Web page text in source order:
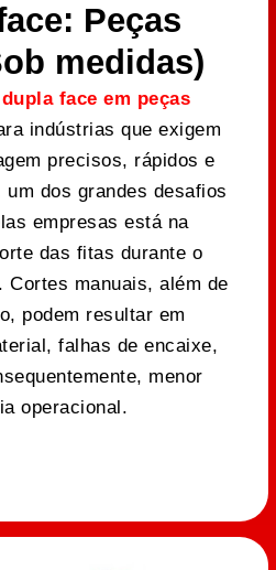
Peças
medidas)
face em peças
indústrias que exigem
precisos, rápidos e
dos grandes desafios
empresas está na
das fitas durante o
Cortes manuais, além de
podem resultar em
falhas de encaixe,
menor
operacional.